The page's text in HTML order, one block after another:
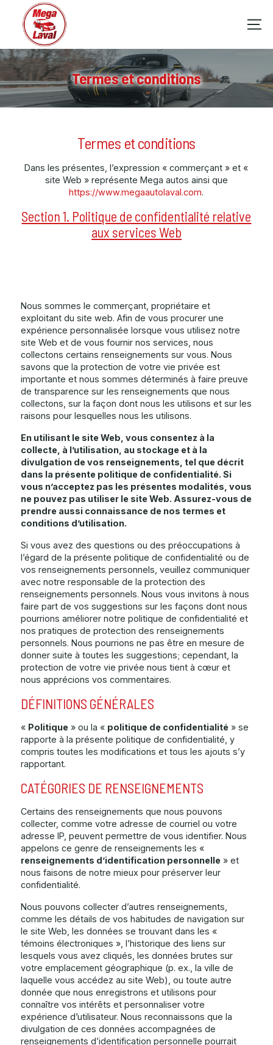
Termes et conditions
Termes et conditions
Dans les présentes, l’expression « commerçant » et «
site Web » représente Mega autos ainsi que
https://www.megaautolaval.com.
Section 1. Politique de confidentialité relative
aux services Web
Nous sommes le commerçant, propriétaire et
exploitant du site web. Afin de vous procurer une
expérience personnalisée lorsque vous utilisez notre
site Web et de vous fournir nos services, nous
collectons certains renseignements sur vous. Nous
savons que la protection de votre vie privée est
importante et nous sommes déterminés à faire preuve
de transparence sur les renseignements que nous
collectons, sur la façon dont nous les utilisons et sur les
raisons pour lesquelles nous les utilisons.
En utilisant le site Web, vous consentez à la
collecte, à l’utilisation, au stockage et à la
divulgation de vos renseignements, tel que décrit
dans la présente politique de confidentialité. Si
vous n’acceptez pas les présentes modalités, vous
ne pouvez pas utiliser le site Web. Assurez-vous de
prendre aussi connaissance de nos termes et
conditions d’utilisation.
Si vous avez des questions ou des préoccupations à
l’égard de la présente politique de confidentialité ou de
vos renseignements personnels, veuillez communiquer
avec notre responsable de la protection des
renseignements personnels. Nous vous invitons à nous
faire part de vos suggestions sur les façons dont nous
pourrions améliorer notre politique de confidentialité et
nos pratiques de protection des renseignements
personnels. Nous pourrions ne pas être en mesure de
donner suite à toutes les suggestions; cependant, la
protection de votre vie privée nous tient à cœur et
nous apprécions vos commentaires.
DÉFINITIONS GÉNÉRALES
« Politique » ou la « politique de confidentialité » se
rapporte à la présente politique de confidentialité, y
compris toutes les modifications et tous les ajouts s’y
rapportant.
CATÉGORIES DE RENSEIGNEMENTS
Certains des renseignements que nous pouvons
collecter, comme votre adresse de courriel ou votre
adresse IP, peuvent permettre de vous identifier. Nous
appelons ce genre de renseignements les «
renseignements d’identification personnelle » et
nous faisons de notre mieux pour préserver leur
confidentialité.
Nous pouvons collecter d’autres renseignements,
comme les détails de vos habitudes de navigation sur
le site Web, les données se trouvant dans les «
témoins électroniques », l’historique des liens sur
lesquels vous avez cliqués, les données brutes sur
votre emplacement géographique (p. ex., la ville de
laquelle vous accédez au site Web), ou toute autre
donnée que nous enregistrons et utilisons pour
connaître vos intérêts et personnaliser votre
expérience d’utilisateur. Nous reconnaissons que la
divulgation de ces données accompagnées de
renseignements d’identification personnelle pourrait